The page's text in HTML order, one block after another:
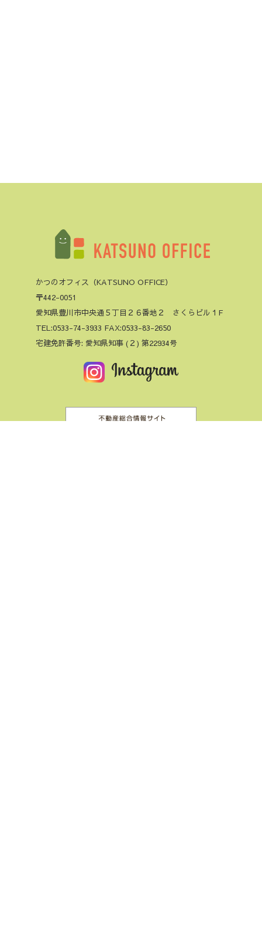
かつのオフィス（KATSUNO OFFICE）
〒442-0051
愛知県豊川市中央通５丁目２６番地２ さくらビル１F
TEL:0533-74-3933 FAX:0533-83-2650
宅建免許番号: 愛知県知事 (２) 第22934号